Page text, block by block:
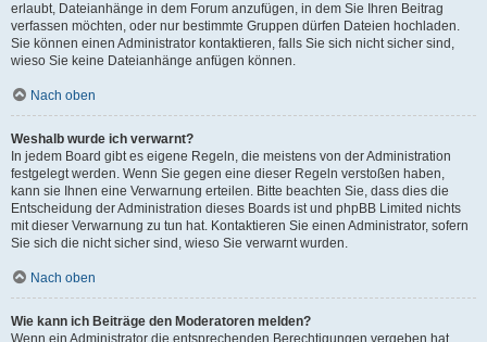
erlaubt, Dateianhänge in dem Forum anzufügen, in dem Sie Ihren Beitrag
verfassen möchten, oder nur bestimmte Gruppen dürfen Dateien hochladen.
Sie können einen Administrator kontaktieren, falls Sie sich nicht sicher sind,
wieso Sie keine Dateianhänge anfügen können.
Nach oben
Weshalb wurde ich verwarnt?
In jedem Board gibt es eigene Regeln, die meistens von der Administration
festgelegt werden. Wenn Sie gegen eine dieser Regeln verstoßen haben,
kann sie Ihnen eine Verwarnung erteilen. Bitte beachten Sie, dass dies die
Entscheidung der Administration dieses Boards ist und phpBB Limited nichts
mit dieser Verwarnung zu tun hat. Kontaktieren Sie einen Administrator, sofern
Sie sich die nicht sicher sind, wieso Sie verwarnt wurden.
Nach oben
Wie kann ich Beiträge den Moderatoren melden?
Wenn ein Administrator die entsprechenden Berechtigungen vergeben hat,